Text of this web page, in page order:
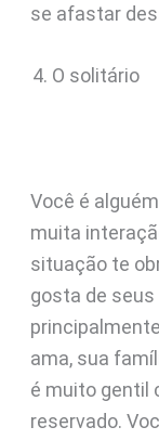
se afastar
O solitário
Você é
muita
situação te
gosta de
ama, sua
é muito gentil
reservado.